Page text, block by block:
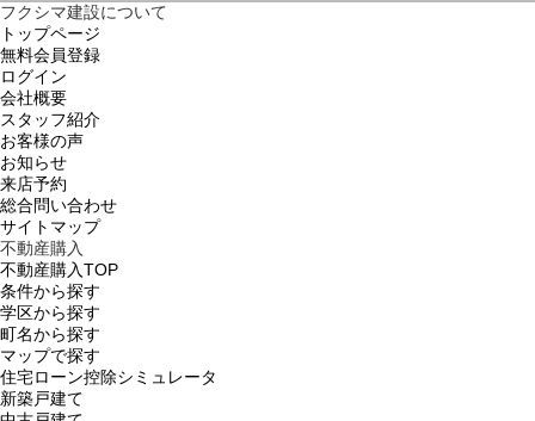
フクシマ建設について
トップページ
無料会員登録
ログイン
会社概要
スタッフ紹介
お客様の声
お知らせ
来店予約
総合問い合わせ
サイトマップ
不動産購入
不動産購入TOP
条件から探す
学区から探す
町名から探す
マップで探す
住宅ローン控除シミュレータ
新築戸建て